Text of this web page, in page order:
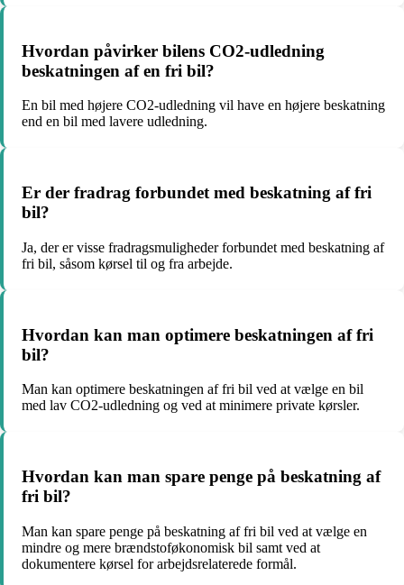
Hvordan påvirker bilens CO2-udledning
beskatningen af en fri bil?
En bil med højere CO2-udledning vil have en højere beskatning
end en bil med lavere udledning.
Er der fradrag forbundet med beskatning af fri
bil?
Ja, der er visse fradragsmuligheder forbundet med beskatning af
fri bil, såsom kørsel til og fra arbejde.
Hvordan kan man optimere beskatningen af fri
bil?
Man kan optimere beskatningen af fri bil ved at vælge en bil
med lav CO2-udledning og ved at minimere private kørsler.
Hvordan kan man spare penge på beskatning af
fri bil?
Man kan spare penge på beskatning af fri bil ved at vælge en
mindre og mere brændstoføkonomisk bil samt ved at
dokumentere kørsel for arbejdsrelaterede formål.